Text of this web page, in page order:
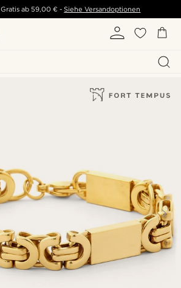
Gratis ab 59,00 € - Siehe Versandoptionen